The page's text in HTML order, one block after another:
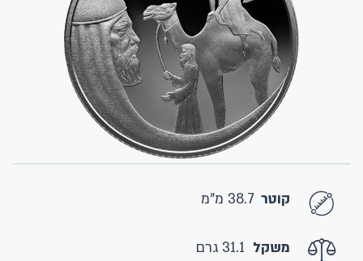
קוטר 38.7 מ"מ
משקל 31.1 גרם